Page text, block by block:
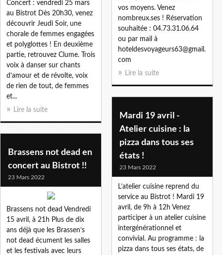
Concert : vendredi 25 mars
au Bistrot Dès 20h30, venez
découvrir Jeudi Soir, une
chorale de femmes engagées
et polyglottes ! En deuxième
partie, retrouvez Clume. Trois
voix à danser sur chants
d’amour et de révolte, voix
de rien de tout, de femmes
et...
Lire la suite
vos moyens. Venez
nombreux.ses ! Réservation
souhaitée : 04.73.31.06.64
ou par mail à
hoteldesvoyageurs63@gmail.
com
Lire la suite
Mardi 19 avril -
Atelier cuisine : la
pizza dans tous ses
états !
23 Mars 2022
L’atelier cuisine reprend du
service au Bistrot ! Mardi 19
avril, de 9h à 12h Venez
participer à un atelier cuisine
intergénérationnel et
convivial. Au programme : la
pizza dans tous ses états, de
Brassens not dead en
concert au Bistrot !!
23 Mars 2022
Brassens not dead Vendredi
15 avril, à 21h Plus de dix
ans déjà que les Brassen’s
not dead écument les salles
et les festivals avec leurs